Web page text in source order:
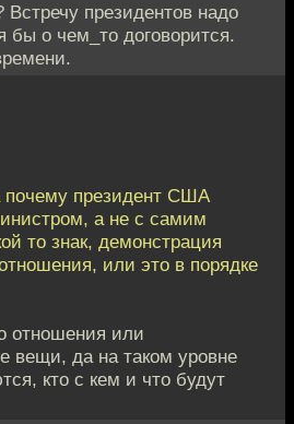
президентов надо
бы о чем_то договорится.
почему президент США
а не с самим
то знак, демонстрация
или это в порядке
отношения или
вещи, да на таком уровне
кто с кем и что будут